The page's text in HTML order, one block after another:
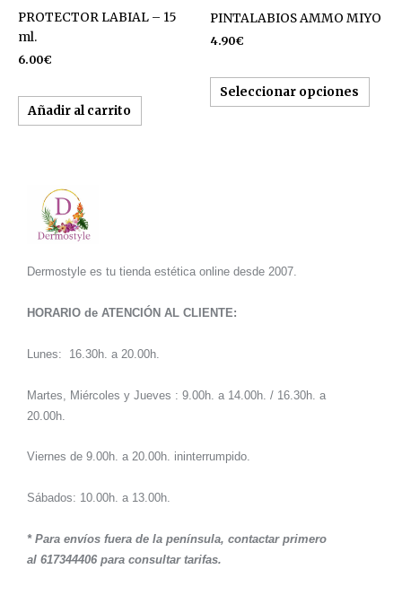
PROTECTOR LABIAL – 15
ml.
6.00€
Añadir al carrito
PINTALABIOS AMMO MIYO
4.90€
Seleccionar opciones
en
Dermostyle es tu tienda estética online desde 2007.
HORARIO de ATENCIÓN AL CLIENTE:
Lunes: 16.30h. a 20.00h.
Martes, Miércoles y Jueves : 9.00h. a 14.00h. / 16.30h. a
20.00h.
Viernes de 9.00h. a 20.00h. ininterrumpido.
Sábados: 10.00h. a 13.00h.
* Para envíos fuera de la península, contactar primero
al 617344406 para consultar tarifas.